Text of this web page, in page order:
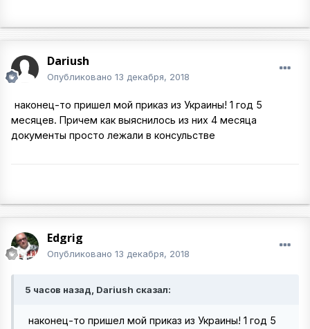
Dariush
Опубликовано 13 декабря, 2018
наконец-то пришел мой приказ из Украины! 1 год 5
месяцев. Причем как выяснилось из них 4 месяца
документы просто лежали в консульстве
Edgrig
Опубликовано 13 декабря, 2018
5 часов назад, Dariush сказал:
наконец-то пришел мой приказ из Украины! 1 год 5